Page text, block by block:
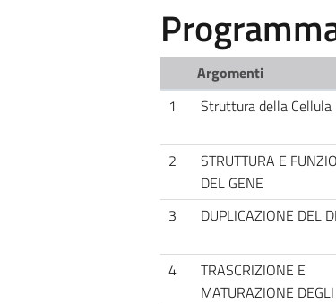
Argomenti
1
Struttura della Cellula
2
STRUTTURA E
DEL GENE
3
DUPLICAZIONE DEL
4
TRASCRIZIONE E
MATURAZIONE